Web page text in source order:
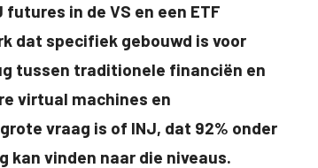
in de VS en een ETF
dat specifiek gebouwd is voor
tussen traditionele financiën en
virtual machines en
vraag is of INJ, dat 92% onder
kan vinden naar die niveaus.